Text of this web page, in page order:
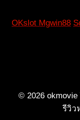
OKslot Mgwin88
© 2026
รีวิว